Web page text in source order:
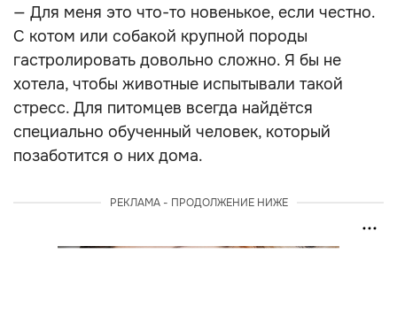
— Для меня это что-то новенькое, если честно.
С котом или собакой крупной породы
гастролировать довольно сложно. Я бы не
хотела, чтобы животные испытывали такой
стресс. Для питомцев всегда найдётся
специально обученный человек, который
позаботится о них дома.
РЕКЛАМА - ПРОДОЛЖЕНИЕ НИЖЕ